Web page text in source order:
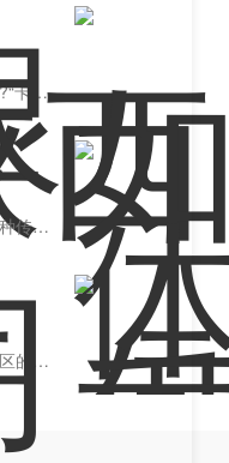
安装陕西方柱扣其实不难，核心就是?“卡紧、插销、调平”?三步走，我来给你拆解一下具体操作：一、安装前准备?工具材料?：方柱扣（4片卡板+4个固定销）、锤子、卷尺、辅助支架（可选）。?模板处理?：确保方柱模板接缝对齐，用辅助支架临时固定保持水平。二、安装步骤?定位首套扣件?：距地面15cm处，用卷尺在模板四角标记，作为首...
钢背楞陕西方柱扣是古代建筑中的一种传统构件，具有独特的文化和艺术价值。在参观了陕西省博物馆的展览后，我深深地体验到了这种文化艺术之美。走进展厅，我首先看到的是一个宏伟的巨型模型。在这个模型上，我可以清晰地看到方柱扣的形态和结构。方柱扣由底座、柱身和柱头组成，每一部分都十分..。尤其是柱头上的装饰，各式各样的动植物图案，...
陕西方圆扣方柱扣是一种古代陕西地区的传统文化遗产，具有重要的历史文化价值。作为陕西省的标志性文化元素之一，它不仅代表了古代陕西人民智慧的结晶，也体现了中华民族..的文化传承和创新能力。方柱扣起源于中国古代农业社会，.初是农民们为了固定房屋建筑而发明的一种工具。随着时间的推移，方柱扣逐渐演变成一种艺术品，被广泛应用于古代...